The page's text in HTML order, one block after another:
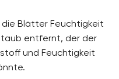
die Blätter Feuchtigkeit
entfernt, der der
und Feuchtigkeit